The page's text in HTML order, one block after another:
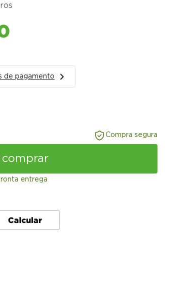
de pagamento
Compra segura
comprar
entrega